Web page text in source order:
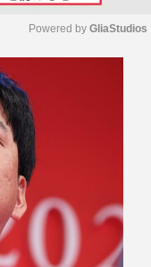
Powered by GliaStudios